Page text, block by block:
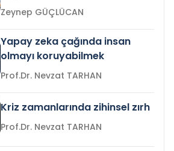
Zeynep GÜÇLÜCAN
Yapay zeka çağında insan
olmayı koruyabilmek
Prof.Dr. Nevzat TARHAN
Kriz zamanlarında zihinsel zırh
Prof.Dr. Nevzat TARHAN